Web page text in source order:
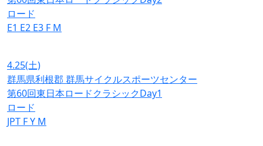
ロード
E1 E2 E3 F M
4.25(土)
群馬県利根郡 群馬サイクルスポーツセンター
第60回東日本ロードクラシックDay1
ロード
JPT FY M